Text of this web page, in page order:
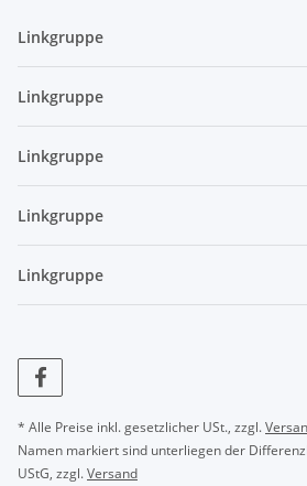
Linkgruppe
Linkgruppe
Linkgruppe
Linkgruppe
Linkgruppe
* Alle Preise inkl. gesetzlicher USt., zzgl.
Namen markiert sind unterliegen der
UStG, zzgl.Versand